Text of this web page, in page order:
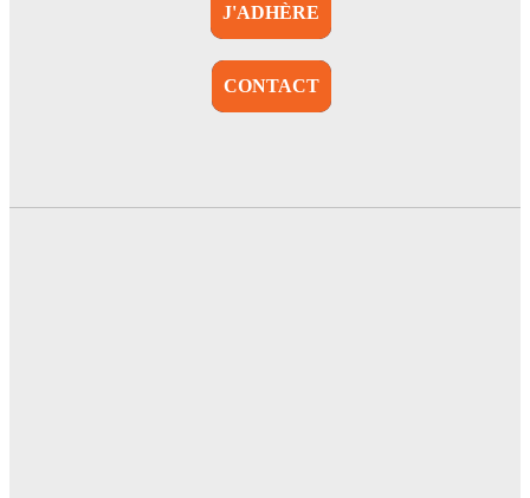
J'ADHÈRE
CONTACT